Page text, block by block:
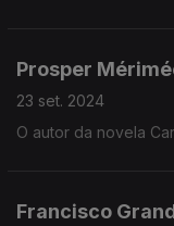
Prosper
23 set. 2024
O autor da novela
Francisco